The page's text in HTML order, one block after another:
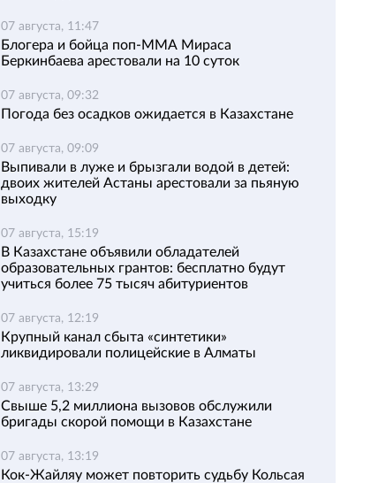
07 августа, 11:47
Блогера и бойца поп-ММА Мираса
Беркинбаева арестовали на 10 суток
07 августа, 09:32
Погода без осадков ожидается в Казахстане
07 августа, 09:09
Выпивали в луже и брызгали водой в детей:
двоих жителей Астаны арестовали за пьяную
выходку
07 августа, 15:19
В Казахстане объявили обладателей
образовательных грантов: бесплатно будут
учиться более 75 тысяч абитуриентов
07 августа, 12:19
Крупный канал сбыта «синтетики»
ликвидировали полицейские в Алматы
07 августа, 13:29
Свыше 5,2 миллиона вызовов обслужили
бригады скорой помощи в Казахстане
07 августа, 13:19
Кок-Жайляу может повторить судьбу Кольсая